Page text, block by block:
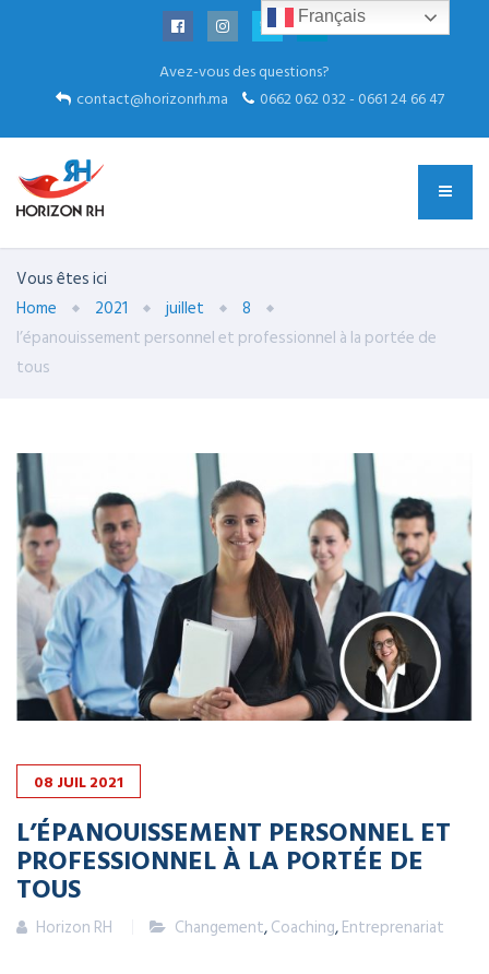
Avez-vous des questions?
contact@horizonrh.ma
0662 062 032 - 0661 24 66 47
Vous êtes ici
Home
2021 juillet
8
l’épanouissement personnel et professionnel à la portée de
tous
08 JUIL2021
L’ÉPANOUISSEMENT PERSONNEL ET
PROFESSIONNEL À LA PORTÉE DE
TOUS
Horizon RH Changement,Coaching,Entreprenariat
Français